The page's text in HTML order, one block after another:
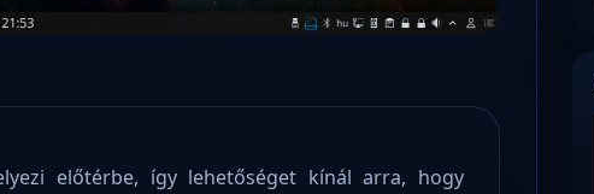
előtérbe, így lehetőséget kínál arra, hogy